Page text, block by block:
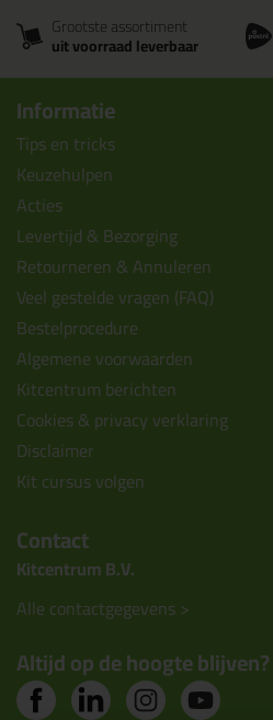
Grootste assortiment
uit voorraad leverbaar
Informatie
Tips en tricks
Keuzehulpen
Acties
Levertijd & Bezorging
Retourneren & Annuleren
Veel gestelde vragen (FAQ)
Bestelprocedure
Algemene voorwaarden
Kitcentrum berichten
Cookies & privacy verklaring
Disclaimer
Kit cursus volgen
Contact
Kitcentrum B.V.
Alle contactgegevens >
Altijd op de hoogte blijven?